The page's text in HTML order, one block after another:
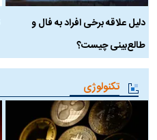
دلیل علاقه برخی افراد به فال و
طالع‌بینی چیست؟
تکنولوژی